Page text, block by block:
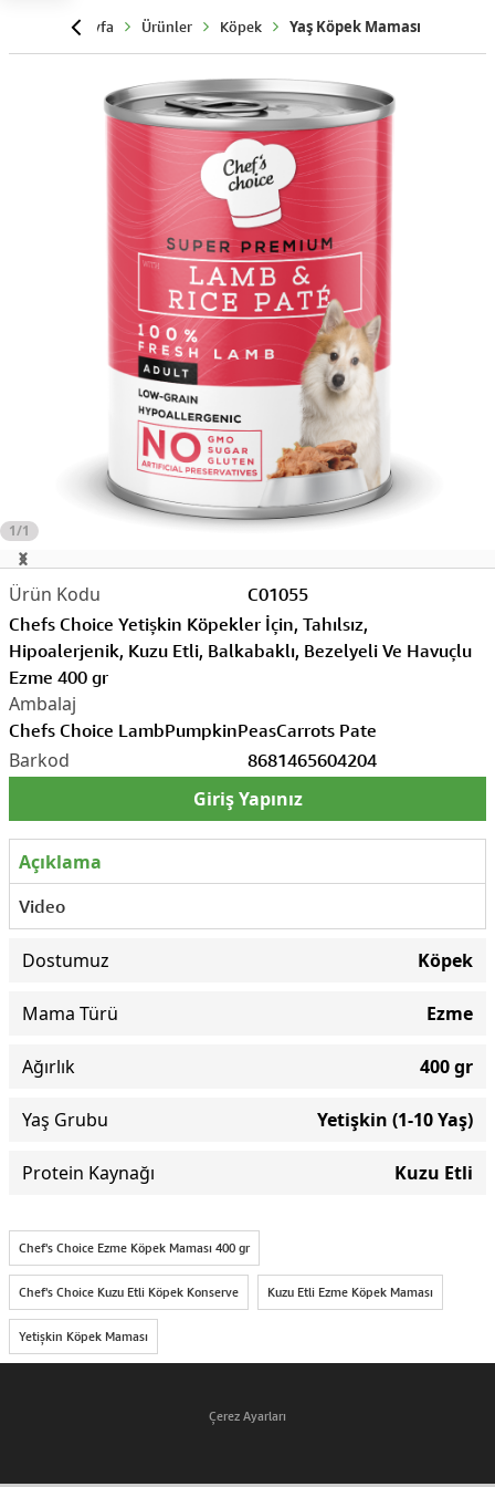
Anasayfa Ürünler Köpek Yaş Köpek Maması
1/1
C01055
Chefs Choice LambPumpkinPeasCarrots Pate
Chefs Choice Yetişkin Köpekler İçin, Tahılsız,
Hipoalerjenik, Kuzu Etli, Balkabaklı, Bezelyeli Ve Havuçlu
Ezme 400 gr
8681465604204
Giriş Yapınız
Açıklama
Video
Dostumuz Köpek
Mama Türü Ezme
Ağırlık 400 gr
Yaş Grubu Yetişkin (1-10 Yaş)
Protein Kaynağı Kuzu Etli
Chef's Choice Ezme Köpek Maması 400 gr
Chef's Choice Kuzu Etli Köpek Konserve Kuzu Etli Ezme Köpek Maması
Yetişkin Köpek Maması
Çerez Ayarları